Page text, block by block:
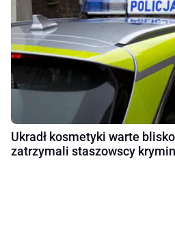
Ukradł kosmetyki warte
zatrzymali staszowscy